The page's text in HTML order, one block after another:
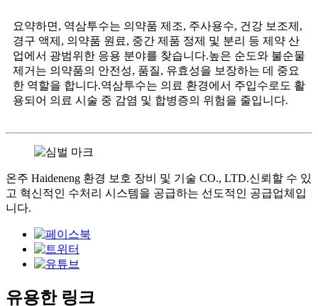
요약하면, 역삼투수는 의약품 제조, 주사용수, 건강 보조제,
경구 액제, 의약품 원료, 중간 제품 정제 및 분리 등 제약 산
업에서 광범위한 응용 분야를 찾습니다.높은 순도와 불순물
제거는 의약품의 안전성, 품질, 유효성을 보장하는 데 중요
한 역할을 합니다.역삼투수는 의료 환경에서 주입수로도 활
용되어 의료 시술 중 감염 및 합병증의 위험을 줄입니다.
온주 Haideneng 환경 보호 장비 및 기술 CO., LTD.신뢰할 수 있
고 혁신적인 수처리 시스템을 공급하는 선도적인 공급업체입
니다.
유용한 링크